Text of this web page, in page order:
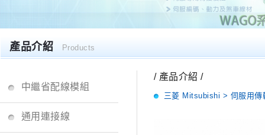
產品介紹 Products
中繼省配線模組
通用連接線
/ 產品介紹 /
三菱 Mitsubishi > 伺服用傳